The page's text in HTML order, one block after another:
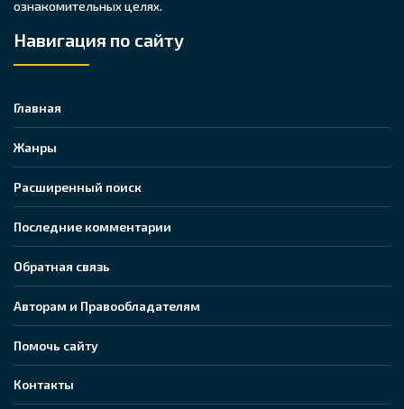
ознакомительных целях.
Навигация по сайту
Главная
Жанры
Расширенный поиск
Последние комментарии
Обратная связь
Авторам и Правообладателям
Помочь сайту
Контакты